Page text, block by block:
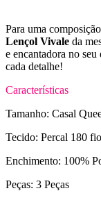
Para uma
Lençol Vivale da
e encantadora no
cada detalhe!
Características
Tamanho: Casal
Tecido: Percal 180
Enchimento: 100%
Peças: 3 Peças